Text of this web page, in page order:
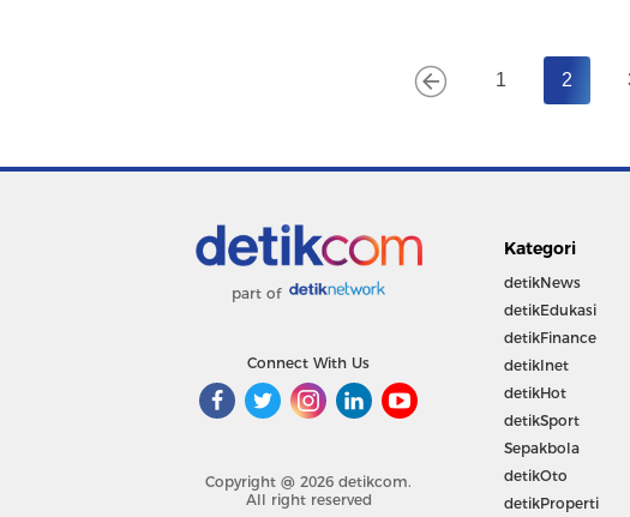
1 2
part of
Connect With Us
Copyright @ 2026 detikcom.
All right reserved
Kategori
detikNews
detikEdukasi
detikFinance
detikInet
detikHot
detikSport
Sepakbola
detikOto
detikProperti